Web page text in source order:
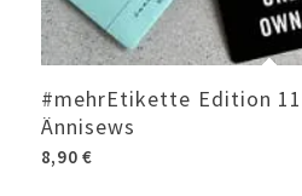
#mehrEtikette Edition
Ännisews
8,90 €